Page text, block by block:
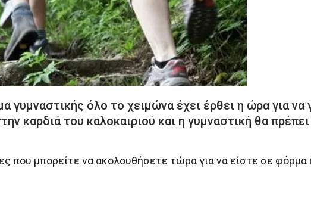
γυμναστικής όλο το χειμώνα έχει έρθει η ώρα για να
καρδιά του καλοκαιριού και η γυμναστική θα
που μπορείτε να ακολουθήσετε τώρα για να είστε σε φόρμα